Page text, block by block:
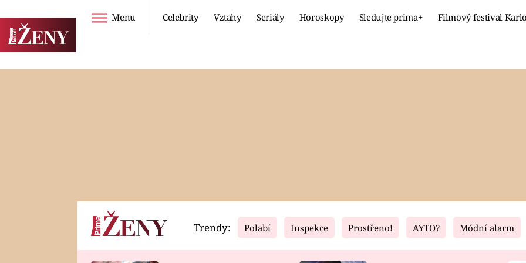
Menu Celebrity Vztahy Seriály Horoskopy Sledujte prima+ Filmový festival
Horoskopy Video Fresh Living
Trendy: Polabí Inspekce Prostřeno! AYTO? Módní alarm